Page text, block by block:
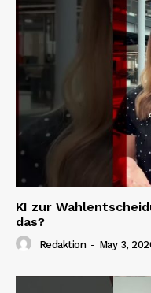
KI zur
das?
Redaktion - May 3,